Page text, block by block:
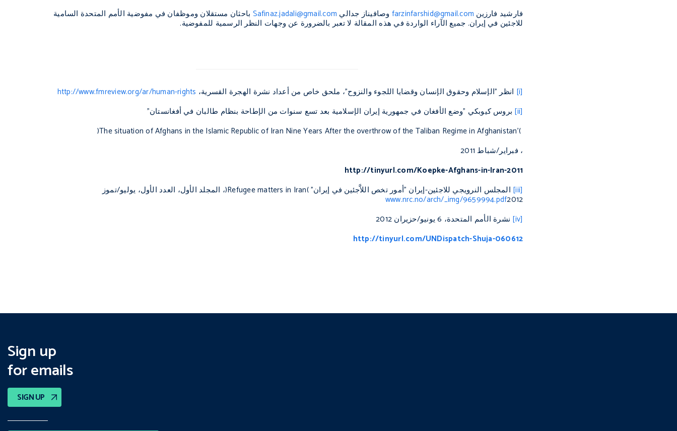
فارشيد فارزين farzinfarshid@gmail.com وصافيناز جدالي Safinaz.jadali@gmail.com باحثان مستقلان وموظفان في مفوضية الأمم المتحدة السامية
للاجئين في إيران. جميع الآراء الواردة في هذه المقالة لا تعبر بالضرورة عن وجهات النظر الرسمية للمفوضية.
[i] انظر "الإسلام وحقوق الإنسان وقضايا اللجوء والنزوح"، ملحق خاص من أعداد نشرة الهجرة القسرية، http://www.fmreview.org/ar/human-rights
[ii] بروس كيوبكي "وضع الأفغان في جمهورية إيران الإسلامية بعد تسع سنوات من الإطاحة بنظام طالبان في أفغانستان"
(
The situation of Afghans in the Islamic Republic of Iran Nine Years After the overthrow of the Taliban Regime in Afghanistan’
)
، فبراير/شباط 2011
http://tinyurl.com/Koepke-Afghans-in-Iran-2011
[iii] المجلس النرويجي للاجئين-إيران "أمور تخص اللاَّجئين في إيران"(
Refugee matters in Iran
)، المجلد الأول، العدد الأول، يوليو/تموز
2012
www.nrc.no/arch/_img/9659994.pdf
[iv] نشرة الأمم المتحدة، 6 يونيو/حزيران 2012
http://tinyurl.com/UNDispatch-Shuja-060612
Sign up
for emails
SIGN UP